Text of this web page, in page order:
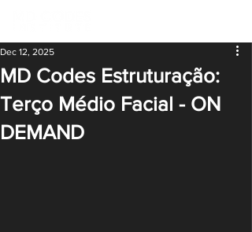
MD Codes Estruturação:
Terço Médio Facial - ON
DEMAND
Dec 12, 2025